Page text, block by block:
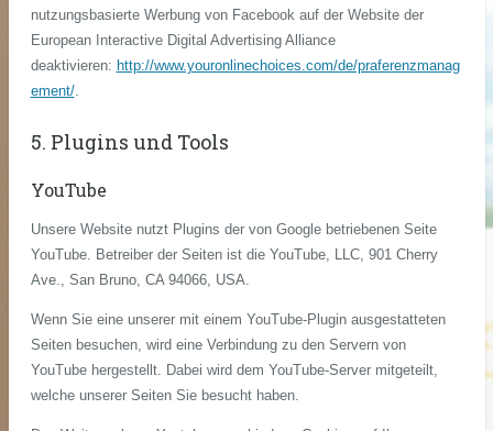
nutzungsbasierte Werbung von Facebook auf der Website der
European Interactive Digital Advertising Alliance
deaktivieren: http://www.youronlinechoices.com/de/praferenzmanag
ement/.
5. Plugins und Tools
YouTube
Unsere Website nutzt Plugins der von Google betriebenen Seite
YouTube. Betreiber der Seiten ist die YouTube, LLC, 901 Cherry
Ave., San Bruno, CA 94066, USA.
Wenn Sie eine unserer mit einem YouTube-Plugin ausgestatteten
Seiten besuchen, wird eine Verbindung zu den Servern von
YouTube hergestellt. Dabei wird dem YouTube-Server mitgeteilt,
welche unserer Seiten Sie besucht haben.